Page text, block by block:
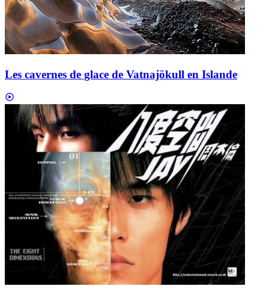
Les cavernes de glace de Vatnajökull en Islande